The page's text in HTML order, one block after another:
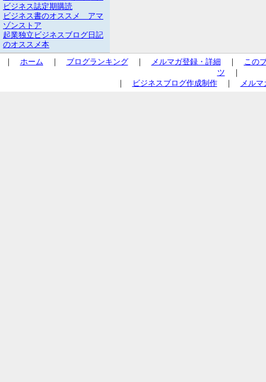
ビジネス誌定期購読
ビジネス書のオススメ アマ
ゾンストア
起業独立ビジネスブログ日記
のオススメ本
｜ ホーム ｜ ブログランキング｜ メルマガ登録・詳細 ｜ この
ツ ｜
｜
ビジネスブログ作成制作｜ メル